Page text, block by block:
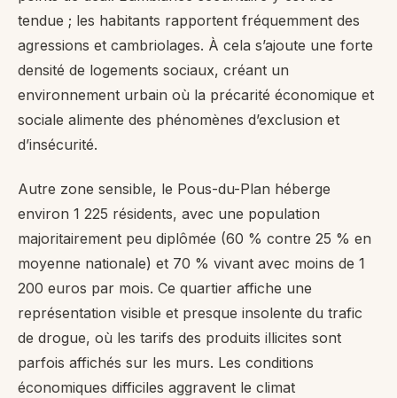
tendue ; les habitants rapportent fréquemment des
agressions et cambriolages. À cela s’ajoute une forte
densité de logements sociaux, créant un
environnement urbain où la précarité économique et
sociale alimente des phénomènes d’exclusion et
d’insécurité.
Autre zone sensible, le Pous-du-Plan héberge
environ 1 225 résidents, avec une population
majoritairement peu diplômée (60 % contre 25 % en
moyenne nationale) et 70 % vivant avec moins de 1
200 euros par mois. Ce quartier affiche une
représentation visible et presque insolente du trafic
de drogue, où les tarifs des produits illicites sont
parfois affichés sur les murs. Les conditions
économiques difficiles aggravent le climat